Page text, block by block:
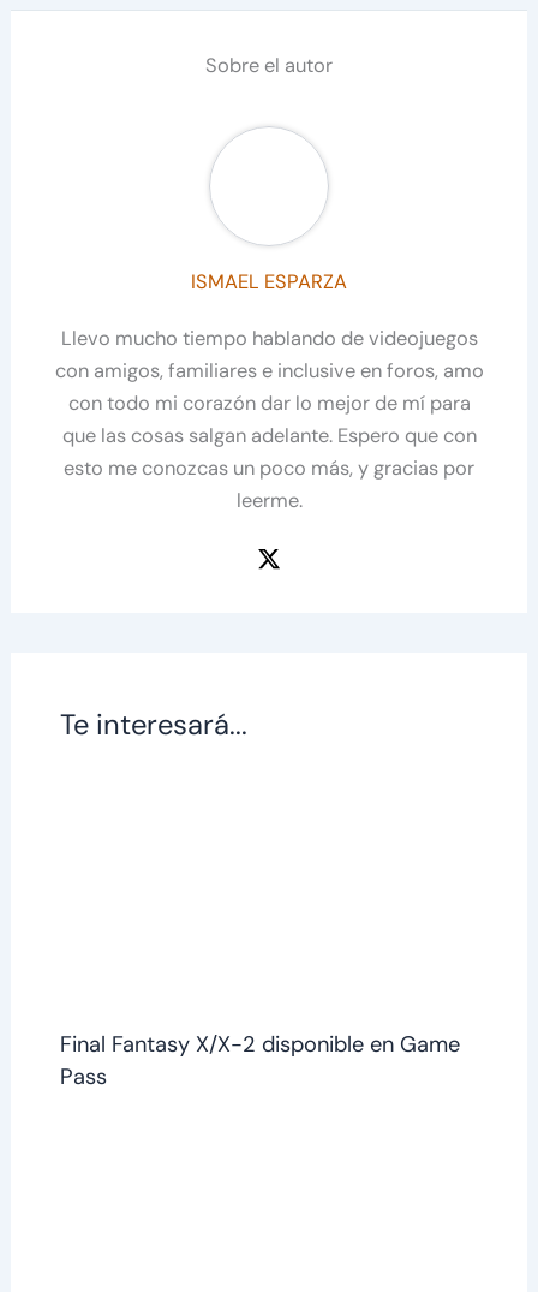
Sobre el autor
ISMAEL ESPARZA
Llevo mucho tiempo hablando de videojuegos
con amigos, familiares e inclusive en foros, amo
con todo mi corazón dar lo mejor de mí para
que las cosas salgan adelante. Espero que con
esto me conozcas un poco más, y gracias por
leerme.
Te interesará...
Final Fantasy X/X-2 disponible en Game
Pass